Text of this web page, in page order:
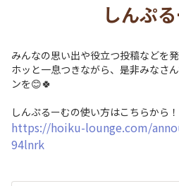
しんぷ
みんなの思い出や役立つ投稿などを発
ホッと一息つきながら、是非みなさ
ンを😊🍀
しんぷるーむの使い方はこちらから！
https://hoiku-lounge.com/
94lnrk